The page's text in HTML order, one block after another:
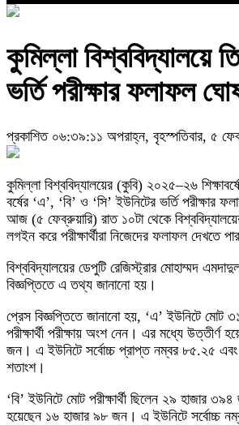
কুমিল্লা বিশ্ববিদ্যালয়ে
ভর্তি পরীক্ষার ফলাফল
প্রকাশিত ০৬:৩৯:১১ অপরাহ্ন, বৃহস্পতিবার, ৫
কুমিল্লা বিশ্ববিদ্যালয়ের (কুবি) ২০২৫–২৬
বর্ষের ‘এ’, ‘বি’ ও ‘সি’ ইউনিটের ভর্তি পরীক্ষার
আজ (৫ ফেব্রুয়ারি) রাত ১০টা থেকে
লগইন করে পরীক্ষার্থীরা নিজেদের ফলাফল দেখতে
বিশ্ববিদ্যালয়ের ডেপুটি রেজিস্ট্রার মোহাম্মদ
বিজ্ঞপ্তিতে এ তথ্য জানানো হয়।
প্রেস বিজ্ঞপ্তিতে জানানো হয়, ‘এ’ ইউনিটে মোট
পরীক্ষার্থী পরীক্ষায় অংশ নেন। এর মধ্যে উত্তীর্ণ
জন। এ ইউনিটে সর্বোচ্চ প্রাপ্ত নম্বর ৮৫.২৫
শতাংশ।
‘বি’ ইউনিটে মোট পরীক্ষার্থী ছিলেন ২৯ হাজার
হয়েছেন ১৬ হাজার ৯৮ জন। এ ইউনিটে সর্বোচ্চ